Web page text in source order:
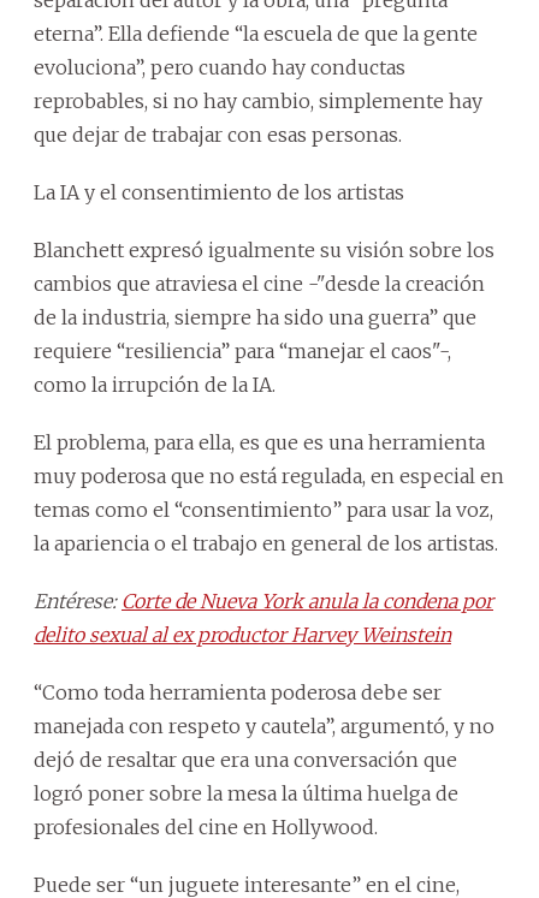
eterna”. Ella defiende “la escuela de que la gente
evoluciona”, pero cuando hay conductas
reprobables, si no hay cambio, simplemente hay
que dejar de trabajar con esas personas.
La IA y el consentimiento de los artistas
Blanchett expresó igualmente su visión sobre los
cambios que atraviesa el cine -"desde la creación
de la industria, siempre ha sido una guerra” que
requiere “resiliencia” para “manejar el caos"-,
como la irrupción de la IA.
El problema, para ella, es que es una herramienta
muy poderosa que no está regulada, en especial en
temas como el “consentimiento” para usar la voz,
la apariencia o el trabajo en general de los artistas.
Entérese: Corte de Nueva York anula la condena por
delito sexual al ex productor Harvey Weinstein
“Como toda herramienta poderosa debe ser
manejada con respeto y cautela”, argumentó, y no
dejó de resaltar que era una conversación que
logró poner sobre la mesa la última huelga de
profesionales del cine en Hollywood.
Puede ser “un juguete interesante” en el cine,